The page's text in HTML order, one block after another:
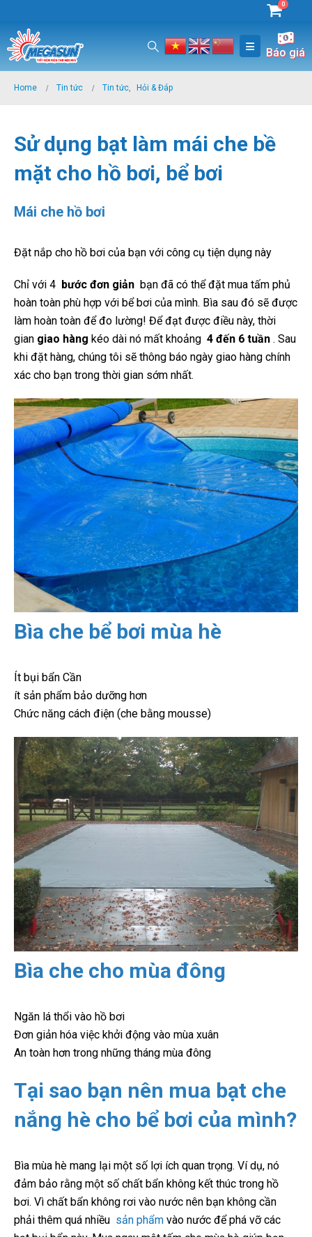
0
Báo giá
Home Tin tức Tin tức, Hỏi & Đáp
Sử dụng bạt làm mái che bề
mặt cho hồ bơi, bể bơi
Mái che hồ bơi
Đặt nắp cho hồ bơi của bạn với công cụ tiện dụng này
Chỉ với 4 bước đơn giản bạn đã có thể đặt mua tấm phủ
hoàn toàn phù hợp với bể bơi của mình. Bìa sau đó sẽ được
làm hoàn toàn để đo lường! Để đạt được điều này, thời
gian giao hàng kéo dài nó mất khoảng 4 đến 6 tuần . Sau
khi đặt hàng, chúng tôi sẽ thông báo ngày giao hàng chính
xác cho bạn trong thời gian sớm nhất.
Bìa che bể bơi mùa hè
Ít bụi bẩn Cần
ít sản phẩm bảo dưỡng hơn
Chức năng cách điện (che bằng mousse)
Bìa che cho mùa đông
Ngăn lá thổi vào hồ bơi
Đơn giản hóa việc khởi động vào mùa xuân
An toàn hơn trong những tháng mùa đông
Tại sao bạn nên mua bạt che
nắng hè cho bể bơi của mình?
Bìa mùa hè mang lại một số lợi ích quan trọng. Ví dụ, nó
đảm bảo rằng một số chất bẩn không kết thúc trong hồ
bơi. Vì chất bẩn không rơi vào nước nên bạn không cần
phải thêm quá nhiều sản phẩm vào nước để phá vỡ các